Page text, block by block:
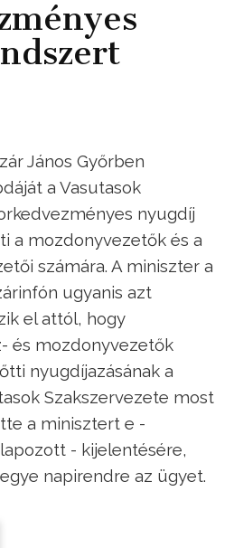
János Győrben
a Vasutasok
nyugdíj
a mozdonyvezetők és a
számára. A miniszter a
ugyanis azt
el attól, hogy
és mozdonyvezetők
nyugdíjazásának a
Szakszervezete most
a minisztert e -
- kijelentésére,
napirendre az ügyet.